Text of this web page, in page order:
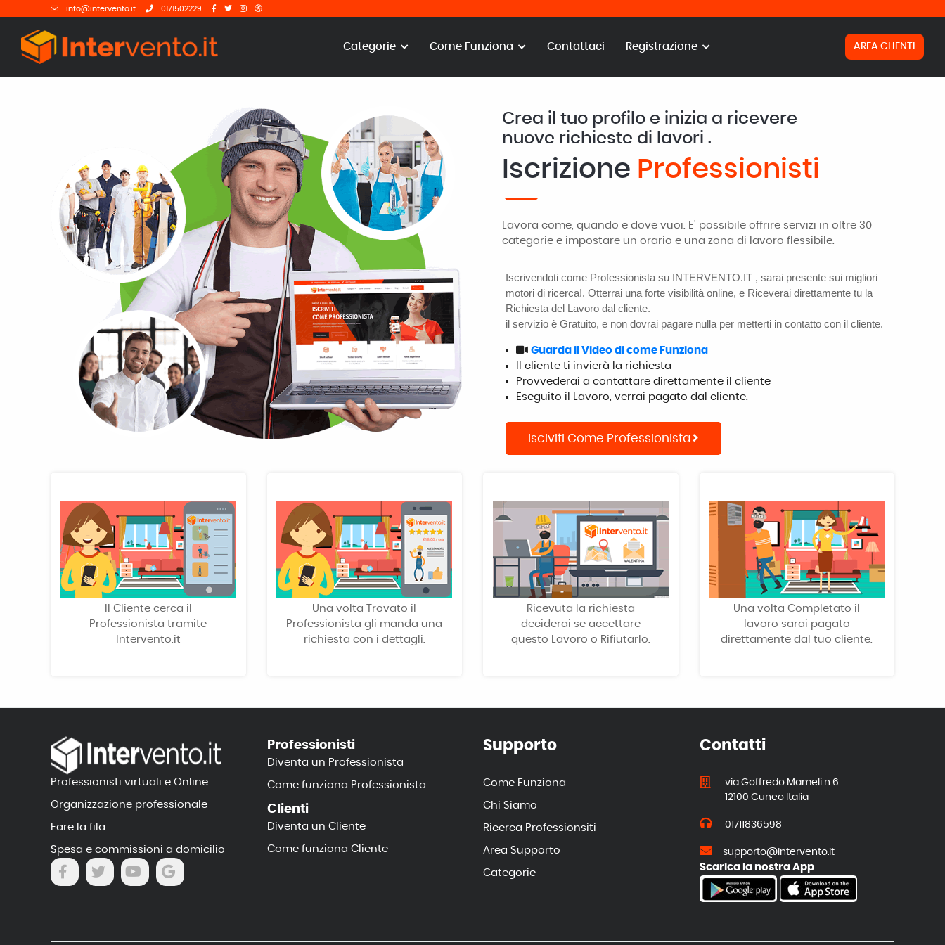
info@intervento.it 0171502229
Categorie Come Funziona Contattaci Registrazione AREA CLIENTI
Crea il tuo profilo e inizia a ricevere
nuove richieste di lavori .
Iscrizione Professionisti
Lavora come, quando e dove vuoi. E' possibile offrire servizi in oltre 30
categorie e impostare un orario e una zona di lavoro flessibile.
Iscrivendoti come Professionista su INTERVENTO.IT , sarai presente sui migliori
motori di ricerca!. Otterrai una forte visibilità online, e Riceverai direttamente tu la
Richiesta del Lavoro dal cliente.
il servizio è Gratuito, e non dovrai pagare nulla per metterti in contatto con il cliente.
Guarda il Video di come Funziona
Il cliente ti invierà la richiesta
Provvederai a contattare direttamente il cliente
Eseguito il Lavoro, verrai pagato dal cliente.
Isciviti Come Professionista
Il Cliente cerca il
Professionista tramite
Intervento.it
Una volta Trovato il
Professionista gli manda una
richiesta con i dettagli.
Ricevuta la richiesta
deciderai se accettare
questo Lavoro o Rifiutarlo.
Una volta Completato il
lavoro sarai pagato
direttamente dal tuo cliente.
Professionisti virtuali e Online
Organizzazione professionale
Fare la fila
Spesa e commissioni a domicilio
Professionisti
Diventa un Professionista
Come funziona Professionista
Clienti
Diventa un Cliente
Come funziona Cliente
Supporto
Come Funziona
Chi Siamo
Ricerca Professionsiti
Area Supporto
Categorie
Contatti
via Goffredo Mameli n 6
12100 Cuneo Italia
01711836598
supporto@intervento.it
Scarica la nostra App